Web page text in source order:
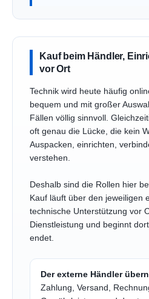
Kauf beim Händler,
vor Ort
Technik wird heute häufig
bequem und mit großer
Fällen völlig sinnvoll.
oft genau die Lücke, die kein
Auspacken, einrichten,
verstehen.
Deshalb sind die Rollen hier
Kauf läuft über den jeweiligen
technische Unterstützung vor
Dienstleistung und beginnt
endet.
Der externe Händler
Zahlung, Versand,